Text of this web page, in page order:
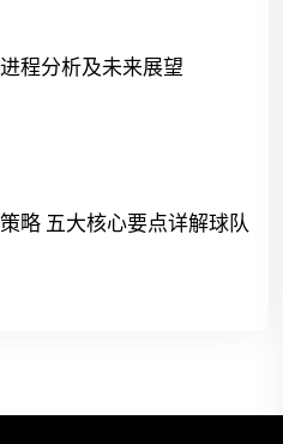
程分析及未来展望
略 五大核心要点详解球队